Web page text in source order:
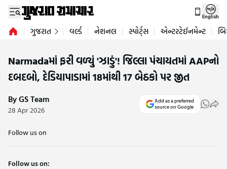
English
ગુજરાત વર્લ્ડ નેશનલ સ્પોર્ટ્સ એન્ટરટેઈનમેન્ટ
Narmadaમાં ફરી વળ્યું 'ઝાડું'! જિલ્લા પંચાયતમાં AAPનો
દબદબો, દેડિયાપાડામાં 18માંથી 17 બેઠકો પર જીત
By GS Team
28 Apr 2026
Add as a preferred
source on Google
Follow us on
Follow us on: